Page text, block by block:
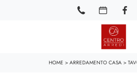
HOME > ARREDAMENTO CASA >